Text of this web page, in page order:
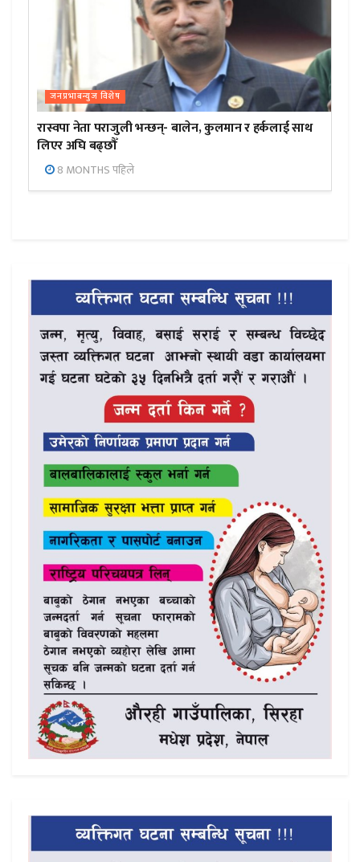
जनप्रभाबन्युज विशेष
रास्वपा नेता पराजुली भन्छन्- बालेन, कुलमान र हर्कलाई साथ
लिएर अघि बढ्छौँ
8 MONTHS पहिले